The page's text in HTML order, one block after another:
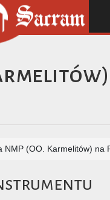
NMP (OO. Karmelitów) na